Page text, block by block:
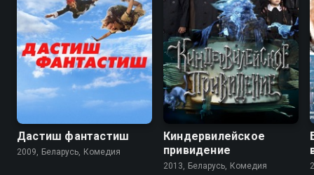
4.6
Дастиш фантастиш
2009, Беларусь, Комедия
4.7
Киндервилейское
привидение
2013, Беларусь, Комедия